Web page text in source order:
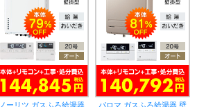
ノーリツ ガスふろ給湯器
パロマ ガスふろ給湯器 壁